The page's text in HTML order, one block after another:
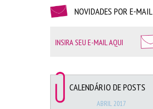
NOVIDADES POR E-MAIL
CALENDÁRIO DE POSTS
ABRIL 2017